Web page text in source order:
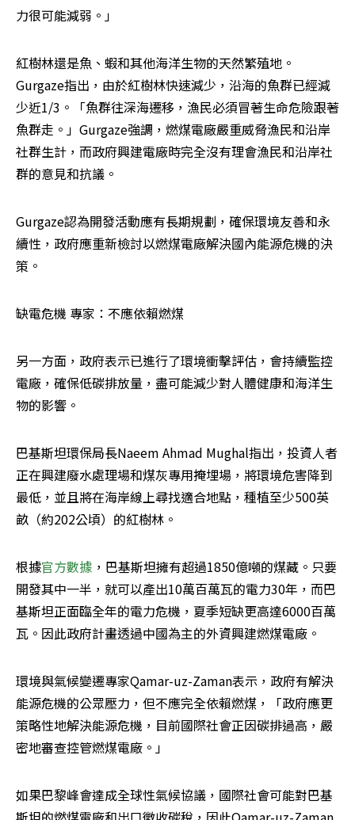
力很可能減弱。」
紅樹林還是魚、蝦和其他海洋生物的天然繁殖地。
Gurgaze指出，由於紅樹林快速減少，沿海的魚群已經減
少近1/3。「魚群往深海遷移，漁民必須冒著生命危險跟著
魚群走。」Gurgaze強調，燃煤電廠嚴重威脅漁民和沿岸
社群生計，而政府興建電廠時完全沒有理會漁民和沿岸社
群的意見和抗議。
Gurgaze認為開發活動應有長期規劃，確保環境友善和永
續性，政府應重新檢討以燃煤電廠解決國內能源危機的決
策。
缺電危機 專家：不應依賴燃煤
另一方面，政府表示已進行了環境衝擊評估，會持續監控
電廠，確保低碳排放量，盡可能減少對人體健康和海洋生
物的影響。
巴基斯坦環保局長Naeem Ahmad Mughal指出，投資人者
正在興建廢水處理場和煤灰專用掩埋場，將環境危害降到
最低，並且將在海岸線上尋找適合地點，種植至少500英
畝（約202公頃）的紅樹林。
根據官方數據 ，巴基斯坦擁有超過1850億噸的煤藏。只要
開發其中一半，就可以產出10萬百萬瓦的電力30年，而巴
基斯坦正面臨全年的電力危機，夏季短缺更高達6000百萬
瓦。因此政府計畫透過中國為主的外資興建燃煤電廠。
環境與氣候變遷專家Qamar-uz-Zaman表示，政府有解決
能源危機的公眾壓力，但不應完全依賴燃煤，「政府應更
策略性地解決能源危機，目前國際社會正因碳排過高，嚴
密地審查控管燃煤電廠。」
如果巴黎峰會達成全球性氣候協議，國際社會可能對巴基